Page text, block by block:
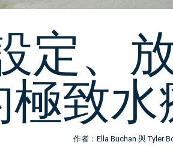
定、
極致水
作者：Ella Buchan 與 Tyler